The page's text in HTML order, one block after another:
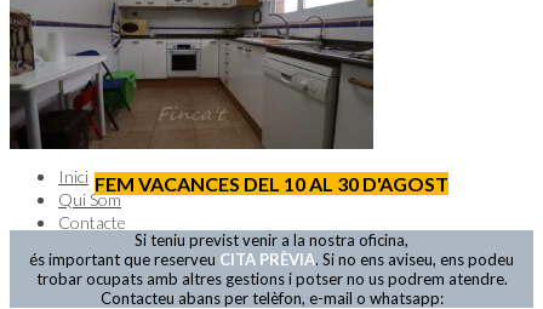
CALL US NOW
93 830 14 35
Inici
Qui Som
Contacte
FEM VACANCES DEL 10 AL 30 D'AGOST
Si teniu previst venir a la nostra oficina,
és important que reserveu CITA PRÈVIA. Si no ens aviseu, ens podeu
trobar ocupats amb altres gestions i potser no us podrem atendre.
Contacteu abans per telèfon, e-mail o whatsapp: